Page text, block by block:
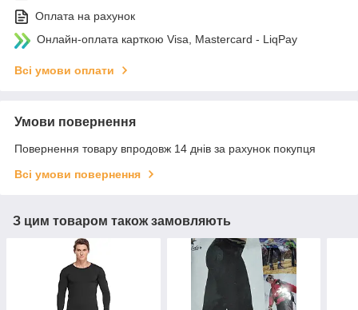
Оплата на рахунок
Онлайн-оплата карткою Visa, Mastercard - LiqPay
Всі умови оплати
Умови повернення
Повернення товару впродовж 14 днів за рахунок покупця
Всі умови повернення
З цим товаром також замовляють